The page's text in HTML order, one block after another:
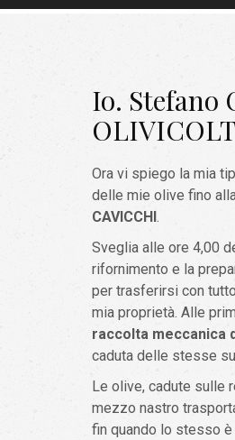
Io. Stefano
Ora vi spiego la mia
delle mie olive fino
CAVICCHI .
Sveglia alle ore 4,00
rifornimento e la
per trasferirsi con
mia proprietà. Alle
raccolta meccanica
caduta delle stesse
Le olive, cadute sulle
mezzo nastro
fin quando lo stesso